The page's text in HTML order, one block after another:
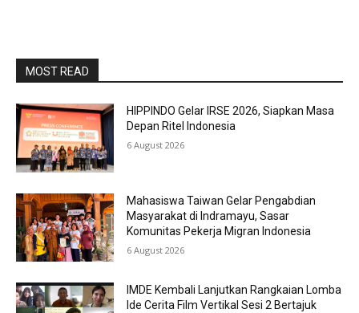
MOST READ
HIPPINDO Gelar IRSE 2026, Siapkan Masa
Depan Ritel Indonesia
6 August 2026
Mahasiswa Taiwan Gelar Pengabdian
Masyarakat di Indramayu, Sasar
Komunitas Pekerja Migran Indonesia
6 August 2026
IMDE Kembali Lanjutkan Rangkaian Lomba
Ide Cerita Film Vertikal Sesi 2 Bertajuk